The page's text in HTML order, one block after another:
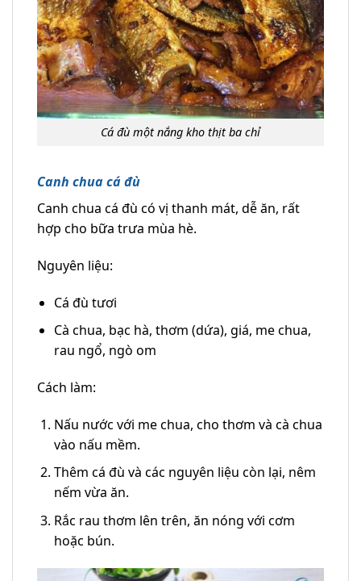
Cá đù một nắng kho thịt ba chỉ
Canh chua cá đù
Canh chua cá đù có vị thanh mát, dễ ăn, rất
hợp cho bữa trưa mùa hè.
Nguyên liệu:
Cá đù tươi
Cà chua, bạc hà, thơm (dứa), giá, me chua,
rau ngổ, ngò om
Cách làm:
Nấu nước với me chua, cho thơm và cà chua
vào nấu mềm.
Thêm cá đù và các nguyên liệu còn lại, nêm
nếm vừa ăn.
Rắc rau thơm lên trên, ăn nóng với cơm
hoặc bún.